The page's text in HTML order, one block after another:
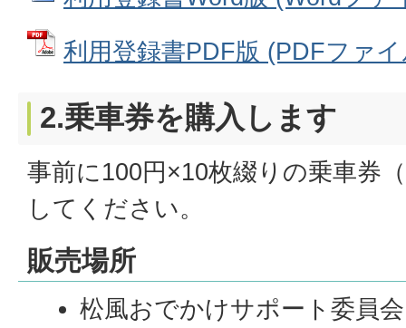
利用登録書PDF版 (PDFファ
2.乗車券を購入します
事前に100円×10枚綴りの乗車券
してください。
販売場所
松風おでかけサポート委員会